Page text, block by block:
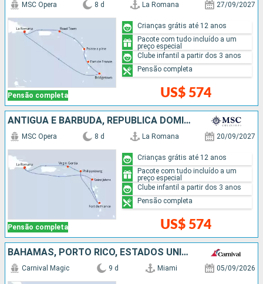
Pensão completa
MSC Opera 8 d La Romana 27/09/2027
US$ 574
Crianças grátis até 12 anos
Pacote com tudo incluído a um
preço especial
Clube infantil a partir dos 3 anos
Pensão completa
ANTIGUA E BARBUDA, REPUBLICA DOMINICANA
Pensão completa
MSC Opera 8 d La Romana 20/09/2027
US$ 574
Crianças grátis até 12 anos
Pacote com tudo incluído a um
preço especial
Clube infantil a partir dos 3 anos
Pensão completa
BAHAMAS, PORTO RICO, ESTADOS UNIDOS
Carnival Magic 9 d Miami 05/09/2026